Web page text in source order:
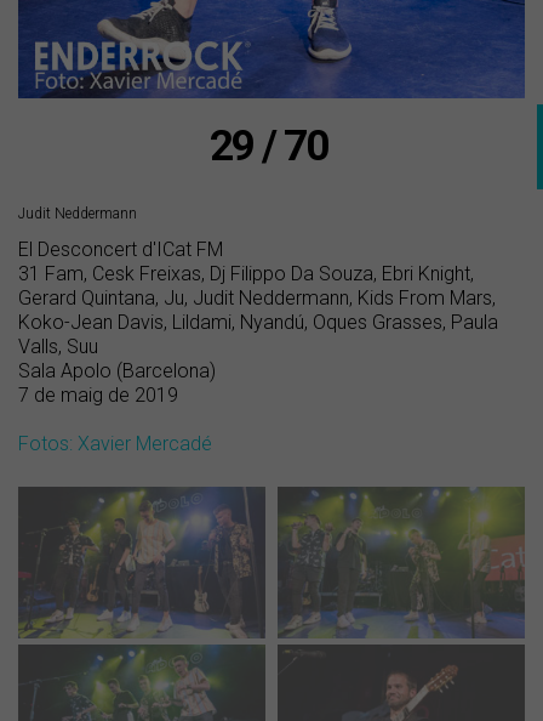
29 / 70
Judit Neddermann
El Desconcert d'ICat FM
31 Fam, Cesk Freixas, Dj Filippo Da Souza, Ebri Knight,
Gerard Quintana, Ju, Judit Neddermann, Kids From Mars,
Koko-Jean Davis, Lildami, Nyandú, Oques Grasses, Paula
Valls, Suu
Sala Apolo (Barcelona)
7 de maig de 2019
Fotos: Xavier Mercadé